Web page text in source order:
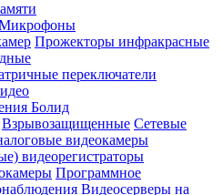
Прожекторы инфракрасные
переключатели
Болид
Взрывозащищенные Сетевые
видеокамеры
видеорегистраторы
Программное
Видеосерверы на